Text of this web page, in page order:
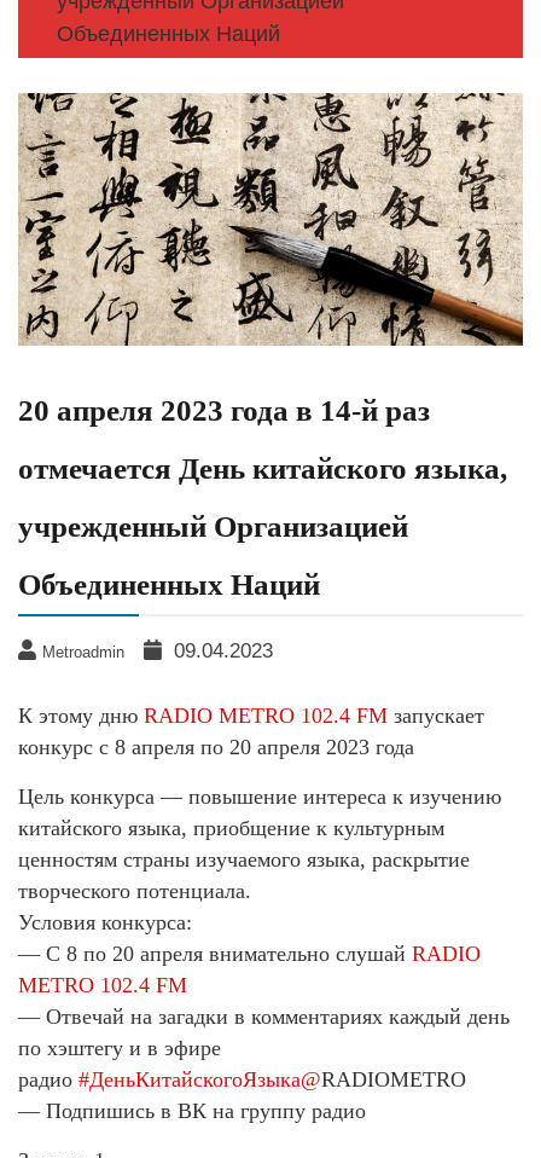
Объединенных Наций
20 апреля 2023 года в 14-й раз
отмечается День китайского языка,
учрежденный Организацией
Объединенных Наций
Metroadmin 09.04.2023
К этому дню RADIO METRO 102.4 FM запускает
конкурс с 8 апреля по 20 апреля 2023 года
Цель конкурса — повышение интереса к изучению
китайского языка, приобщение к культурным
ценностям страны изучаемого языка, раскрытие
творческого потенциала.
Условия конкурса:
— С 8 по 20 апреля внимательно слушай RADIO
METRO 102.4 FM
— Отвечай на загадки в комментариях каждый день
по хэштегу и в эфире
радио #ДеньКитайскогоЯзыка@RADIOMETRO
— Подпишись в ВК на группу радио